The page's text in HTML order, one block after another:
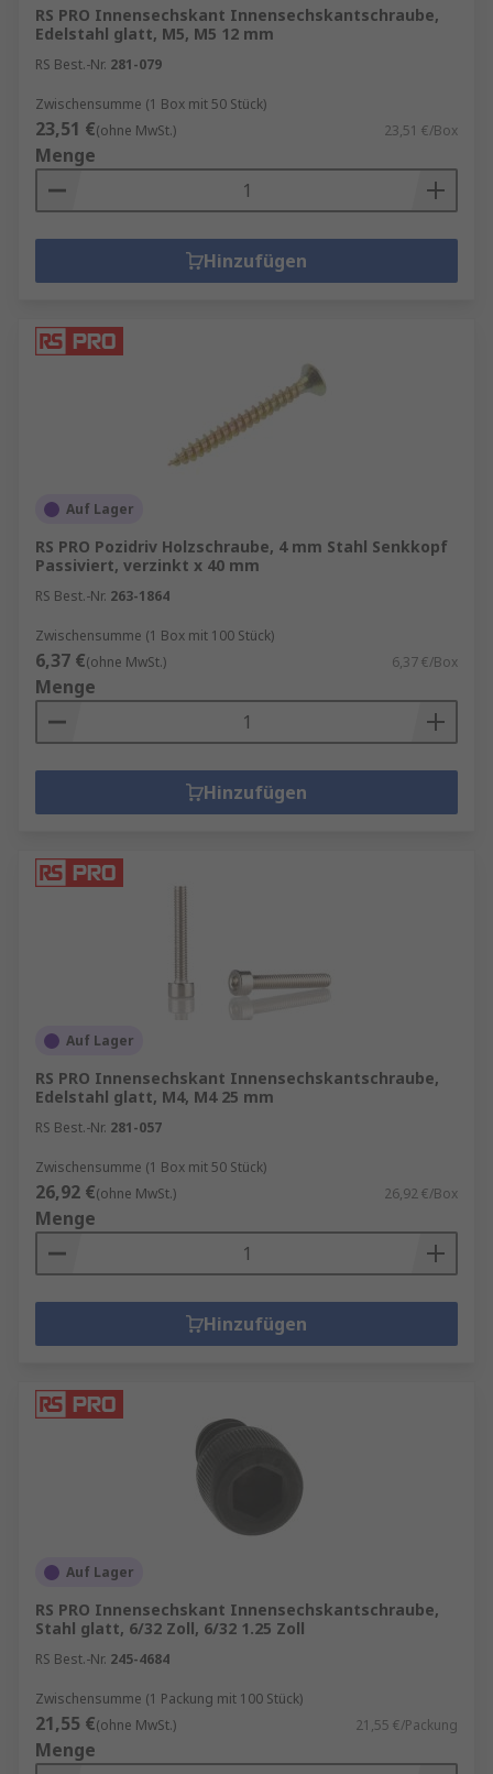
RS PRO Innensechskant Innensechskantschraube,
Edelstahl glatt, M5, M5 12 mm
RS Best.-Nr. 281-079
Zwischensumme (1 Box mit 50 Stück)
23,51 €(ohne MwSt.) 23,51 €/Box
Menge
Hinzufügen
Auf Lager
RS PRO Pozidriv Holzschraube, 4 mm Stahl Senkkopf
Passiviert, verzinkt x 40 mm
RS Best.-Nr. 263-1864
Zwischensumme (1 Box mit 100 Stück)
6,37 €(ohne MwSt.) 6,37 €/Box
Menge
Hinzufügen
Auf Lager
RS PRO Innensechskant Innensechskantschraube,
Edelstahl glatt, M4, M4 25 mm
RS Best.-Nr. 281-057
Zwischensumme (1 Box mit 50 Stück)
26,92 €(ohne MwSt.) 26,92 €/Box
Menge
Hinzufügen
Auf Lager
RS PRO Innensechskant Innensechskantschraube,
Stahl glatt, 6/32 Zoll, 6/32 1.25 Zoll
RS Best.-Nr. 245-4684
Zwischensumme (1 Packung mit 100 Stück)
21,55 €(ohne MwSt.) 21,55 €/Packung
Menge